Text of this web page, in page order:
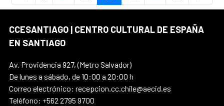
CCESANTIAGO | CENTRO CULTURAL DE ESPAÑA
EN SANTIAGO
Av. Providencia 927, (Metro Salvador)
De lunes a sábado, de 10:00 a 20:00 h
Correo electrónico: recepcion.cc.chile@aecid.es
Teléfono: +562 2795 9700